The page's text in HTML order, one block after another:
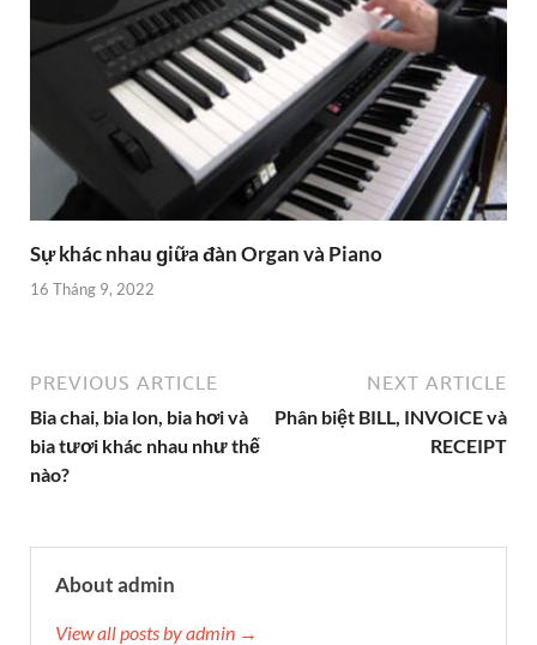
Sự khác nhau ɡiữa đàn Organ và Piano
16 Tháng 9, 2022
PREVIOUS ARTICLE
Bia chai, bia lon, bia hơi và
bia tươi khác nhau như thế
nào?
NEXT ARTICLE
Phân biệt BILL, INVOICE và
RECEIPT
About admin
View all posts by admin →